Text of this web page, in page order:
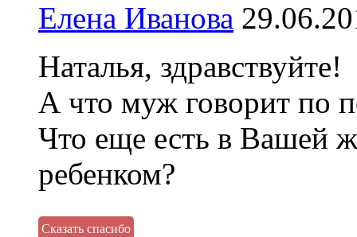
Елена Иванова
Наталья, здравствуйте!
А что муж говорит по
Что еще есть в Вашей
ребенком?
Сказать спасибо